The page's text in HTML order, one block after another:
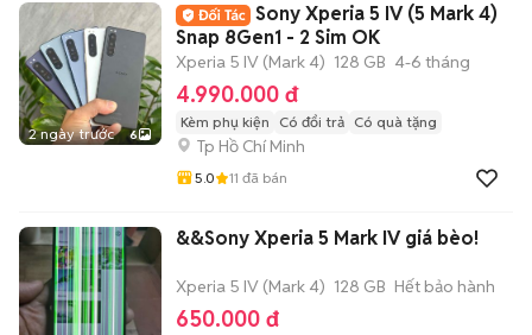
2 ngày trước 6
Sony Xperia 5 IV (5 Mark 4)
Snap 8Gen1 - 2 Sim OK
Xperia 5 IV (Mark 4) 128 GB 4-6 tháng
4.990.000 đ
Kèm phụ kiện Có đổi trả Có quà tặng
Tp Hồ Chí Minh
5.0 11 đã bán
&&Sony Xperia 5 Mark IV giá bèo!
Xperia 5 IV (Mark 4) 128 GB Hết bảo hành
650.000 đ